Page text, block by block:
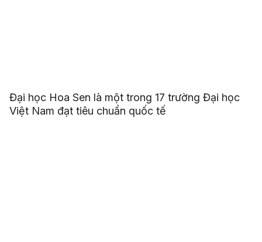
Đại học Hoa Sen là một trong 17 trường Đại học
Việt Nam đạt tiêu chuẩn quốc tế